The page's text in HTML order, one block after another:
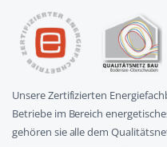
Unsere Zertifizierten
Betriebe im Bereich
gehören sie alle dem